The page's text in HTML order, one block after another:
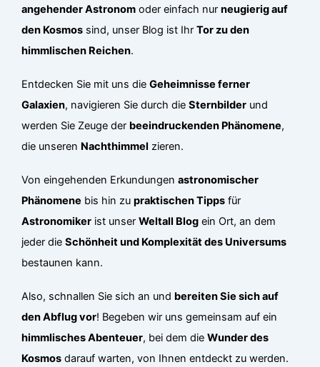
angehender Astronom oder einfach nurneugierig auf
den Kosmos sind, unser Blog ist IhrTor zu den
himmlischen Reichen.
Entdecken Sie mit uns dieGeheimnisse ferner
Galaxien, navigieren Sie durch dieSternbilder und
werden Sie Zeuge der beeindruckenden Phänomene,
die unseren Nachthimmel zieren.
Von eingehenden Erkundungenastronomischer
Phänomene bis hin zupraktischen Tipps für
Astronomiker ist unserWeltall Blog ein Ort, an dem
jeder dieSchönheit und Komplexität des Universums
bestaunen kann.
Also, schnallen Sie sich an und bereiten Sie sich auf
den Abflug vor! Begeben wir uns gemeinsam auf ein
himmlisches Abenteuer, bei dem dieWunder des
Kosmos darauf warten, von Ihnen entdeckt zu werden.